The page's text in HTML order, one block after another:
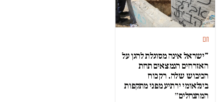
חם
"ישראל אינה מסוגלת להגן על
האזרחים הנמצאים תחת
הכיבוש שלה. רק כוח
בינלאומי ירתיע מפני מתקפות
המתנחלים״